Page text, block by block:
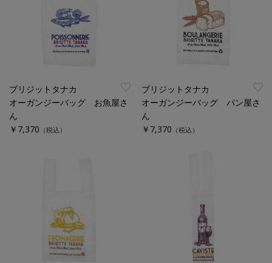
ブリジットタナカ
オーガンジーバッグ お魚屋さ
ん
￥7,370 （税込）
ブリジットタナカ
オーガンジーバッグ パン屋さ
ん
￥7,370 （税込）